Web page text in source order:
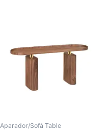
Aparador/Sofá Table